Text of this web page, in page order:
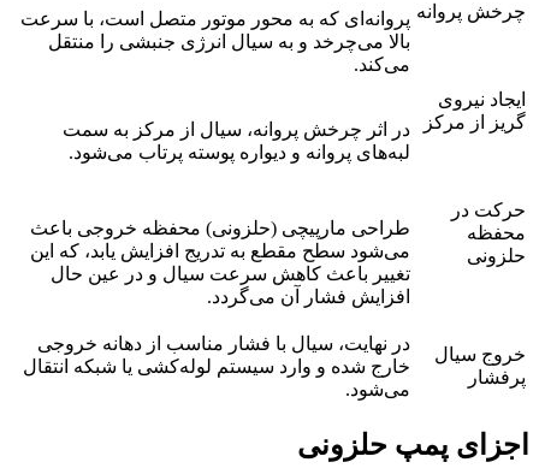
چرخش پروانه پروانه‌ای که به محور موتور متصل است، با سرعت
بالا می‌چرخد و به سیال انرژی جنبشی را منتقل
می‌کند.
ایجاد نیروی
گریز از مرکز
در اثر چرخش پروانه، سیال از مرکز به سمت
لبه‌های پروانه و دیواره پوسته پرتاب می‌شود.
حرکت در
محفظه
حلزونی
طراحی مارپیچی (حلزونی) محفظه خروجی باعث
می‌شود سطح مقطع به تدریج افزایش یابد، که این
تغییر باعث کاهش سرعت سیال و در عین حال
افزایش فشار آن می‌گردد.
خروج سیال
پرفشار
در نهایت، سیال با فشار مناسب از دهانه خروجی
خارج شده و وارد سیستم لوله‌کشی یا شبکه انتقال
می‌شود.
اجزای پمپ حلزونی